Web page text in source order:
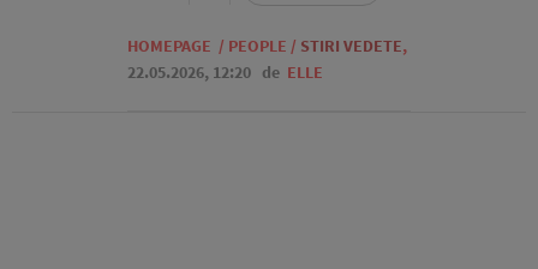
HOMEPAGE / PEOPLE / STIRI VEDETE,
22.05.2026, 12:20 de ELLE